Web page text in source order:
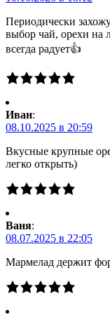
Периодически
выбор чай, орехи на
всегда радует👍
Иван:
08.10.2025 в 20:59
Вкусные крупные
легко открыть)
Ваня:
08.07.2025 в 22:05
Мармелад держит